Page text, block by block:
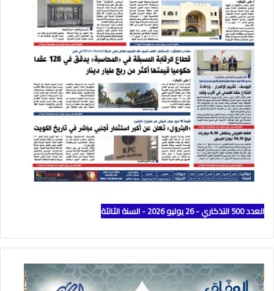
العدد 500 التذكاري - 26 يوليو 2026 - السنة الثالثة